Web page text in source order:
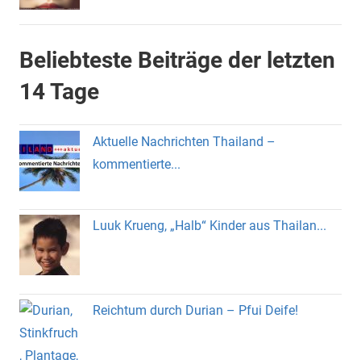
Beliebteste Beiträge der letzten
14 Tage
Aktuelle Nachrichten Thailand –
kommentierte...
Luuk Krueng, „Halb“ Kinder aus Thailan...
Reichtum durch Durian – Pfui Deife!